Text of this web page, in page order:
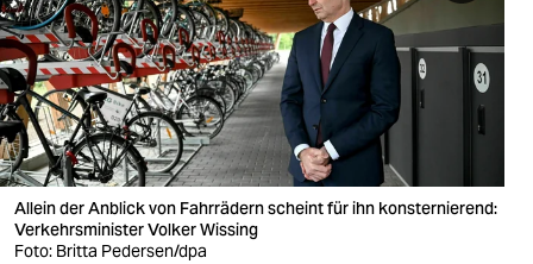
nord
wahrheit
verlag
verlag
veranstaltungen
Allein der Anblick von Fahrrädern scheint für ihn konsternierend:
Verkehrsminister Volker Wissing
Foto: Britta Pedersen/dpa